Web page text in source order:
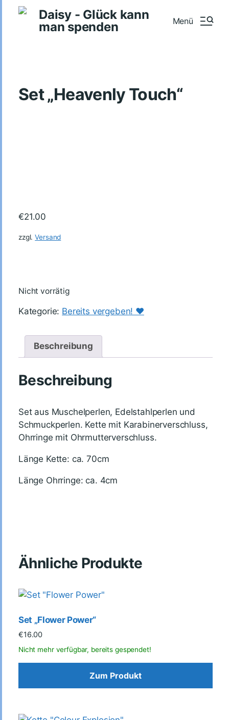
Daisy - Glück kann
man spenden
Menü
Set „Heavenly Touch“
€21.00
zzgl.Versand
Nicht vorrätig
Kategorie: Bereits vergeben! ♥️
Beschreibung
Beschreibung
Set aus Muschelperlen, Edelstahlperlen und
Schmuckperlen. Kette mit Karabinerverschluss,
Ohrringe mit Ohrmutterverschluss.
Länge Kette: ca. 70cm
Länge Ohrringe: ca. 4cm
Ähnliche Produkte
Set „Flower Power“
€16.00
Zum Produkt